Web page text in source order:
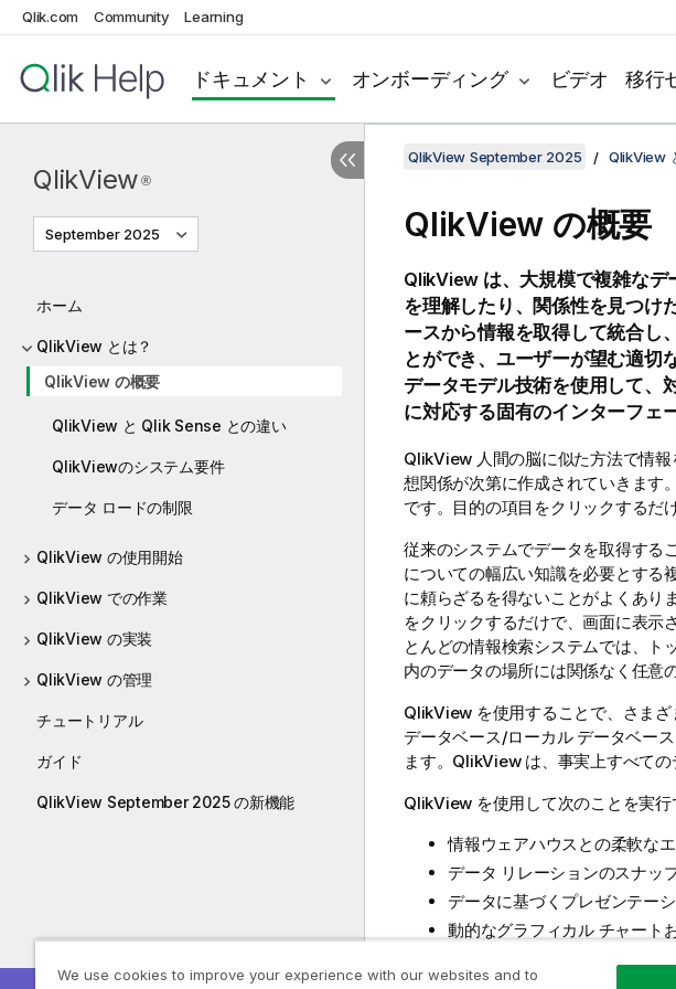
Qlik.com Community Learning
ドキュメント オンボーディング ビデオ 移行
QlikView ®
September 2025
ホーム
QlikView とは？
QlikView の概要
QlikView と Qlik Sense との違い
QlikViewのシステム要件
データ ロードの制限
QlikView の使用開始
QlikView での作業
QlikView の実装
QlikView の管理
チュートリアル
ガイド
QlikView September 2025 の新機能
QlikView September 2025 QlikView
QlikView の概要
QlikView は、大規模で複雑な
を理解したり、関係性を見つけ
ースから情報を取得して統合し
とができ、ユーザーが望む適切
データモデル技術を使用して、
に対応する固有のインターフェ
QlikView 人間の脳に似た方法で情
想関係が次第に作成されていきます
です。目的の項目をクリックするだ
従来のシステムでデータを取得する
についての幅広い知識を必要とする
に頼らざるを得ないことがよくありま
をクリックするだけで、画面に表示
とんどの情報検索システムでは、ト
内のデータの場所には関係なく任意
QlikView を使用することで、さま
データベース/ローカル データベー
ます。 QlikViewは、事実上すべての
QlikView を使用して次のことを実行
情報ウェアハウスとの柔軟な
データ リレーションのスナッ
データに基づくプレゼンテー
動的なグラフィカル チャート
We use cookies to improve your experience with our websites and to